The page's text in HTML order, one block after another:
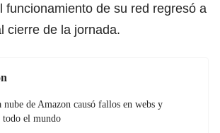
funcionamiento de su red regresó a
cierre de la jornada.
nube de Amazon causó fallos en webs y
todo el mundo